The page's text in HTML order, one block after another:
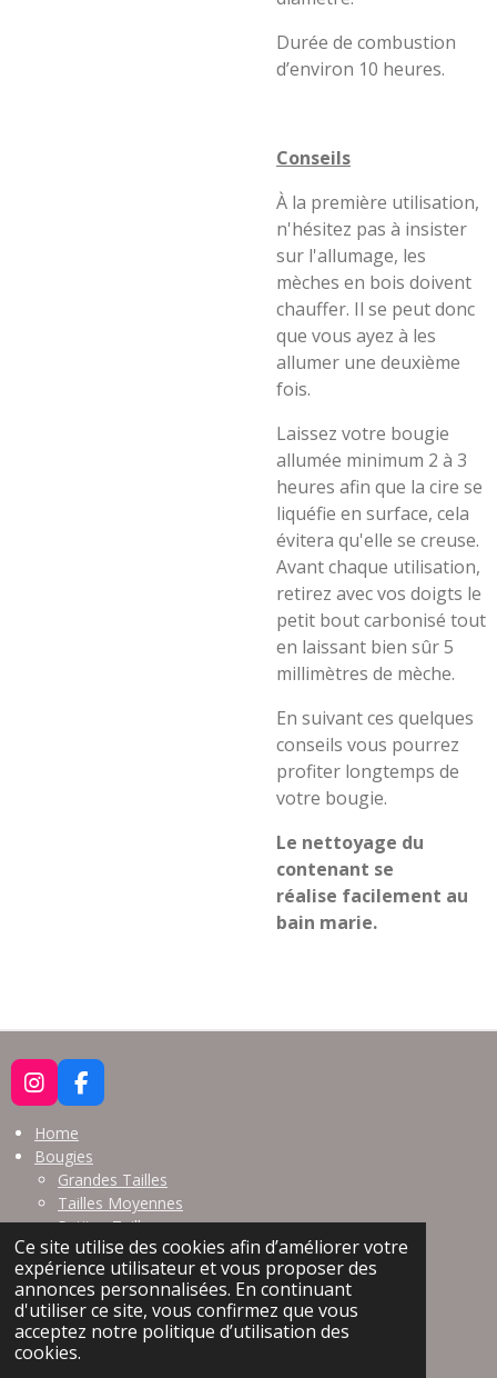
Ce site utilise des cookies afin d’améliorer votre
expérience utilisateur et vous proposer des
annonces personnalisées. En continuant
d'utiliser ce site, vous confirmez que vous
acceptez notre politique d’utilisation des
cookies.
Durée de combustion
d’environ 10 heures.
Conseils
À la première utilisation,
n'hésitez pas à insister
sur l'allumage, les
mèches en bois doivent
chauffer. Il se peut donc
que vous ayez à les
allumer une deuxième
fois.
Laissez votre bougie
allumée minimum 2 à 3
heures afin que la cire se
liquéfie en surface, cela
évitera qu'elle se creuse.
Avant chaque utilisation,
retirez avec vos doigts le
petit bout carbonisé tout
en laissant bien sûr 5
millimètres de mèche.
En suivant ces quelques
conseils vous pourrez
profiter longtemps de
votre bougie.
Le nettoyage du
contenant se
réalise facilement au
bain marie.
I
N
S
T
A
G
R
A
M
F
A
E
B
O
O
K
Home
Bougies
Grandes Tailles
Tailles Moyennes
Petites Tailles
Bougies de Massage
Points de vente
Contact
Conditions d'utilisation